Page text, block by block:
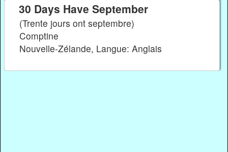
30 Days Have September
(Trente jours ont septembre)
Comptine
Nouvelle-Zélande, Langue: Anglais